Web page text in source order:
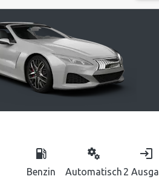
local_gas_station
Benzin
miscellaneous_services
Automatisch
login
2